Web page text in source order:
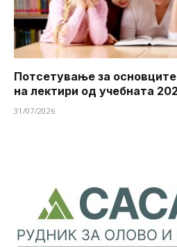
Потсетување за основците
на лектири од учебната
31/07/2026